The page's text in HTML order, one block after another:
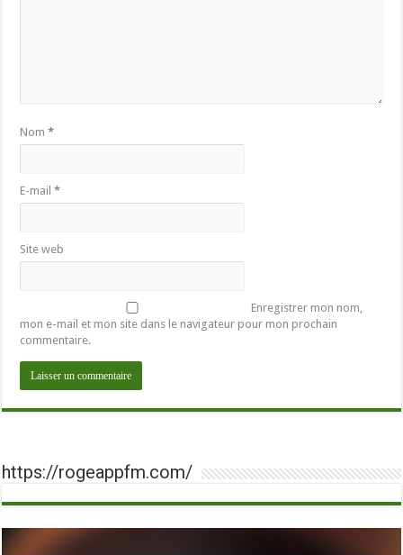
Nom*
E-mail*
Site web
Enregistrer mon nom,
mon e-mail et mon site dans le navigateur pour mon prochain
commentaire.
https://rogeappfm.com/